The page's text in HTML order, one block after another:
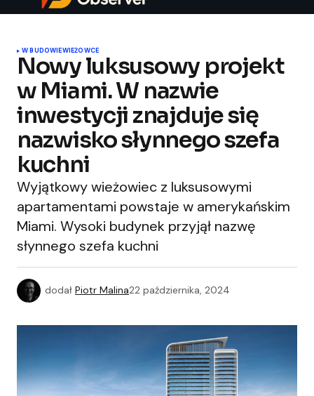
W BUDOWIEWIEŻOWCE
Nowy luksusowy projekt
w Miami. W nazwie
inwestycji znajduje się
nazwisko słynnego szefa
kuchni
Wyjątkowy wieżowiec z luksusowymi
apartamentami powstaje w amerykańskim
Miami. Wysoki budynek przyjął nazwę
słynnego szefa kuchni
dodał Piotr Malina22 października, 2024